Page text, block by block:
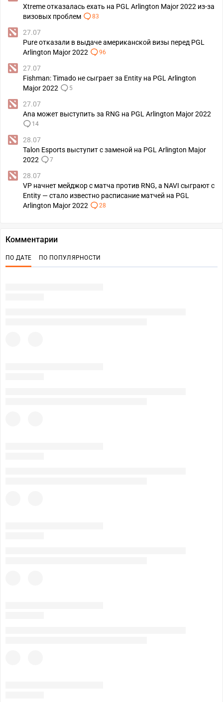
Xtreme отказалась ехать на PGL Arlington Major 2022 из-за
визовых проблем
83
27.07
Pure отказали в выдаче американской визы перед PGL
Arlington Major 2022
96
27.07
Fishman: Timado не сыграет за Entity на PGL Arlington
Major 2022
5
27.07
Ana может выступить за RNG на PGL Arlington Major 2022
14
28.07
Talon Esports выступит с заменой на PGL Arlington Major
2022
7
28.07
VP начнет мейджор с матча против RNG, а NAVI сыграют с
Entity — стало известно расписание матчей на PGL
Arlington Major 2022
28
Комментарии
ПО ДАТЕ ПО ПОПУЛЯРНОСТИ